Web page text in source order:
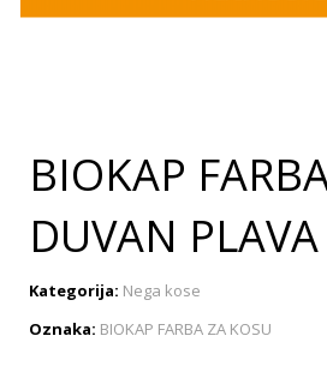
BIOKAP
DUVAN PLAVA
Kategorija: Nega kose
Oznaka: BIOKAP FARBA ZA KOSU